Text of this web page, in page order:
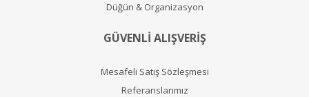
Düğün & Organizasyon
GÜVENLİ ALIŞVERİŞ
Mesafeli Satış Sözleşmesi
Referanslarımız